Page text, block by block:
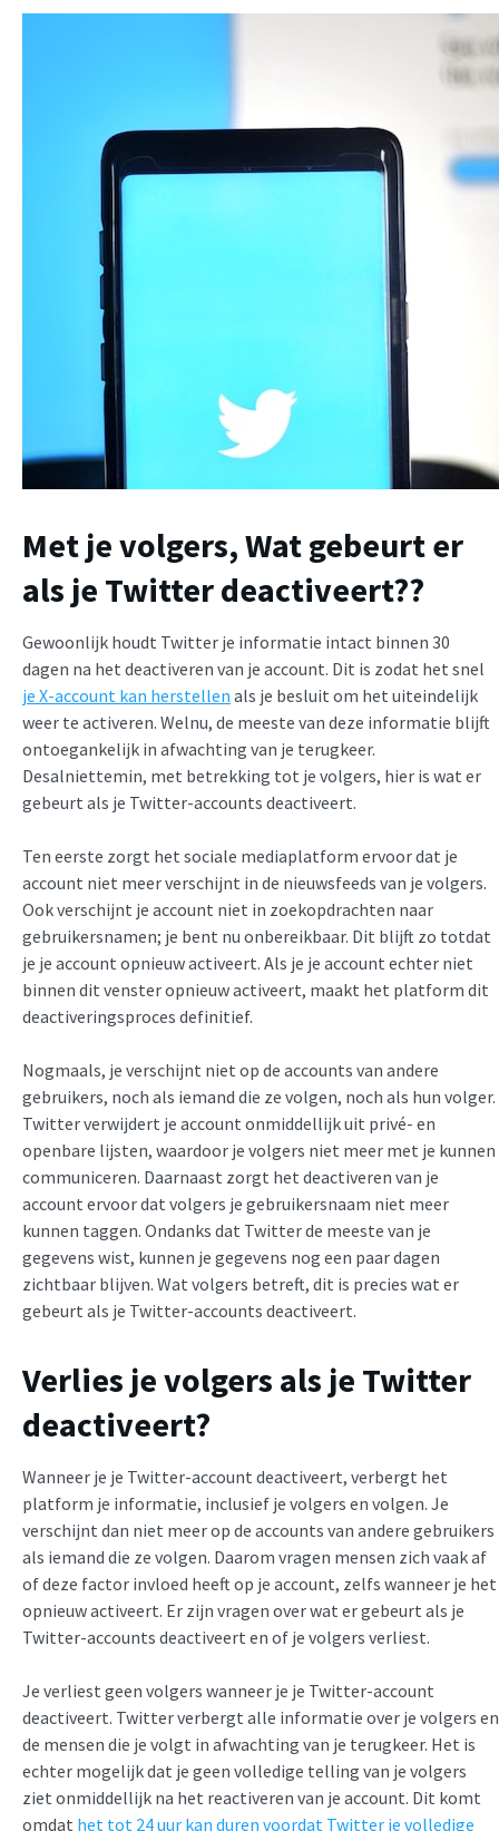
Met je volgers,Wat gebeurt er
als je Twitter deactiveert??
Gewoonlijk houdt Twitter je informatie intact binnen 30
dagen na het deactiveren van je account. Dit is zodat het snel
je X-account kan herstellen als je besluit om het uiteindelijk
weer te activeren. Welnu, de meeste van deze informatie blijft
ontoegankelijk in afwachting van je terugkeer.
Desalniettemin, met betrekking tot je volgers, hier is wat er
gebeurt als je Twitter-accounts deactiveert.
Ten eerste zorgt het sociale mediaplatform ervoor dat je
account niet meer verschijnt in de nieuwsfeeds van je volgers.
Ook verschijnt je account niet in zoekopdrachten naar
gebruikersnamen; je bent nu onbereikbaar. Dit blijft zo totdat
je je account opnieuw activeert. Als je je account echter niet
binnen dit venster opnieuw activeert, maakt het platform dit
deactiveringsproces definitief.
Nogmaals, je verschijnt niet op de accounts van andere
gebruikers, noch als iemand die ze volgen, noch als hun volger.
Twitter verwijdert je account onmiddellijk uit privé- en
openbare lijsten, waardoor je volgers niet meer met je kunnen
communiceren. Daarnaast zorgt het deactiveren van je
account ervoor dat volgers je gebruikersnaam niet meer
kunnen taggen. Ondanks dat Twitter de meeste van je
gegevens wist, kunnen je gegevens nog een paar dagen
zichtbaar blijven. Wat volgers betreft, dit is precies wat er
gebeurt als je Twitter-accounts deactiveert.
Verlies je volgers als je Twitter
deactiveert?
Wanneer je je Twitter-account deactiveert, verbergt het
platform je informatie, inclusief je volgers en volgen. Je
verschijnt dan niet meer op de accounts van andere gebruikers
als iemand die ze volgen. Daarom vragen mensen zich vaak af
of deze factor invloed heeft op je account, zelfs wanneer je het
opnieuw activeert. Er zijn vragen over wat er gebeurt als je
Twitter-accounts deactiveert en of je volgers verliest.
Je verliest geen volgers wanneer je je Twitter-account
deactiveert. Twitter verbergt alle informatie over je volgers en
de mensen die je volgt in afwachting van je terugkeer. Het is
echter mogelijk dat je geen volledige telling van je volgers
ziet onmiddellijk na het reactiveren van je account. Dit komt
omdat het tot 24 uur kan duren voordat Twitter je volledige